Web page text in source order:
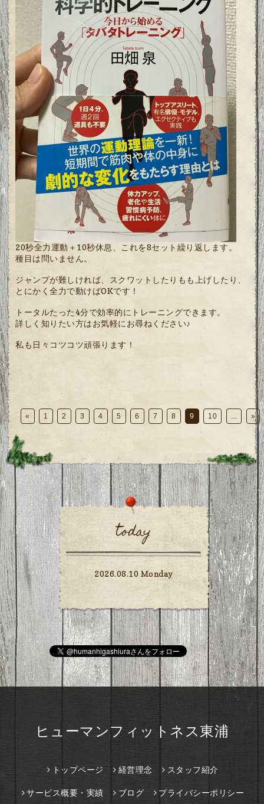
20秒全力運動＋10秒休息、これを8セット繰り返します。
種目は問いません。
ジャンプが難しければ、スクワットしたりもも上げしたり、
とにかく全力で動けばOKです！
トータルたった4分で効率的にトレーニングできます。
詳しく知りたい方はお気軽にお尋ねください♪
私も日々コツコツ頑張ります！
« 1 2 3 4 5 6 7 8 9 10 »
today
2026.08.10 Monday
ヒューマンフィットネス東浦
トップページ 経営理念 スタッフ紹介
サービス概要・実績 ブログ プライバシーポリシー